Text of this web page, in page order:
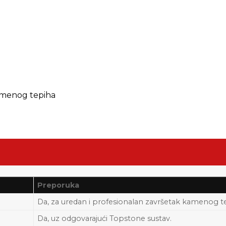
tepiha
Preporuka
Da, za uredan i profesionalan završetak kamenog
Da, uz odgovarajući Topstone sustav.